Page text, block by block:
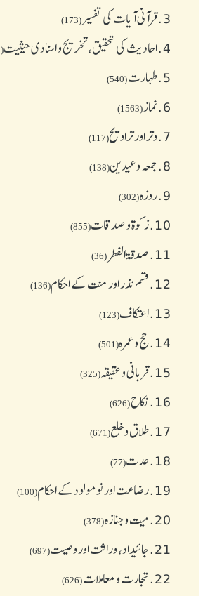
3. قرآنی آیات کی تفسیر(173)
4. احادیث کی تحقیق، تخریج و اسنادی حیثیت(645)
5. طهارت(540)
6. نماز(1563)
7. وتر اور تراویح(117)
8. جمعہ وعیدین(138)
9. روزہ(302)
10. زکوة و صدقات(855)
11. صدقۃ الفطر (36)
12. قسم نذر اور منت کے احکام(136)
13. اعتکاف(123)
14. حج و عمرہ(501)
15. قربانی و عقیقہ(325)
16. نکاح(626)
17. طلاق و خلع(671)
18. عدت(77)
19. رضاعت اور نومولود کے احکام(100)
20. میت و جنازہ(378)
21. جائیداد، وراثت اور وصیت(697)
22. تجارت و معاملات(626)